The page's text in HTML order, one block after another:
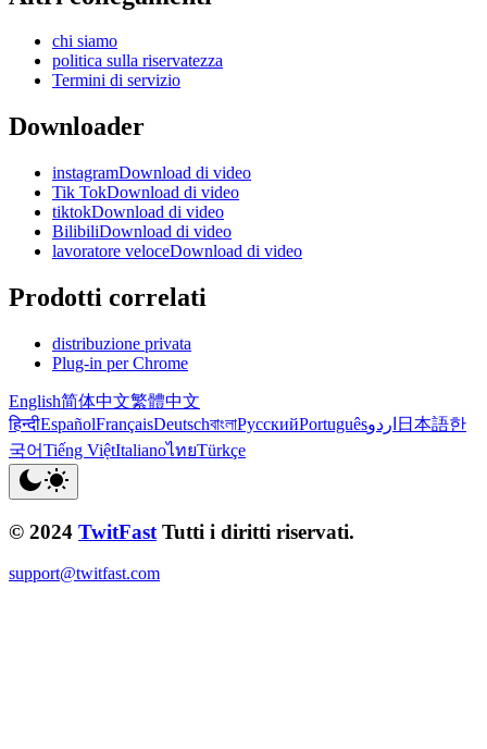
chi siamo
politica sulla riservatezza
Termini di servizio
Downloader
instagramDownload di video
Tik TokDownload di video
tiktokDownload di video
BilibiliDownload di video
lavoratore veloceDownload di video
Prodotti correlati
distribuzione privata
Plug-in per Chrome
English简体中文繁體中文
हिन्दीEspañolFrançaisDeutschবাংলাРусскийPortuguêsاردو 日本語한
국어Tiếng ViệtItalianoไทยTürkçe
© 2024 TwitFast Tutti i diritti riservati.
support@twitfast.com